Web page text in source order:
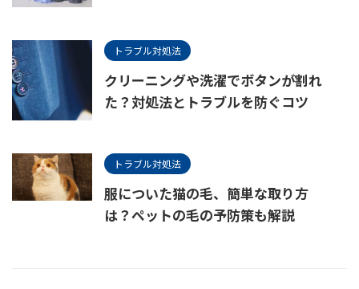
トラブル対処法
クリーニングや洗濯でボタンが割れ
た？対処法とトラブルを防ぐコツ
トラブル対処法
服についた猫の毛、簡単な取り方
は？ペットの毛の予防策も解説